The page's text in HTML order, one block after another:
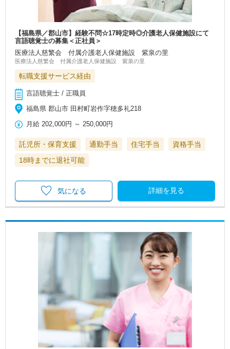
【福島県／郡山市】経験不問☆17時定時◎介護老人保健施設にて
言語聴覚士の募集＜正社員＞
医療法人慈繁会 付属介護老人保健施設 紫泉の里
医療法人慈繁会 付属介護老人保健施設 紫泉の里
転職支援サービス経由
言語聴覚士 / 正職員
福島県 郡山市 田村町岩作字穂多礼218
月給 202,000円 ～250,000円
託児所・保育支援 通勤手当 住宅手当
資格手当
18時までに退社可能
詳細を見る
気になる